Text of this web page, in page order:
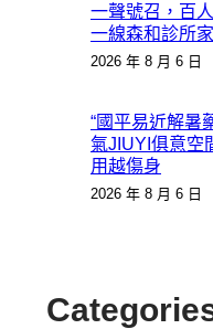
一聲號召，百
一線森和診所
2026 年 8 月 6 日
“國平易近解暑
氣JIUYI俱意空
用越傷身
2026 年 8 月 6 日